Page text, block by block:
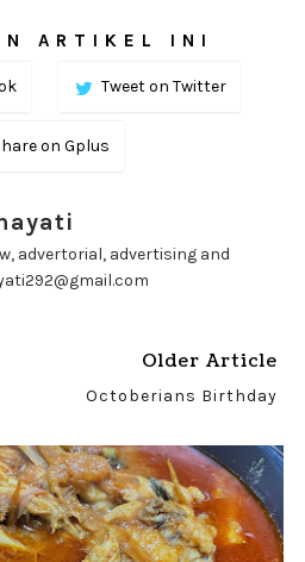
ARTIKEL INI
Tweet on Twitter
on Gplus
advertorial, advertising and
Older Article
Octoberians Birthday